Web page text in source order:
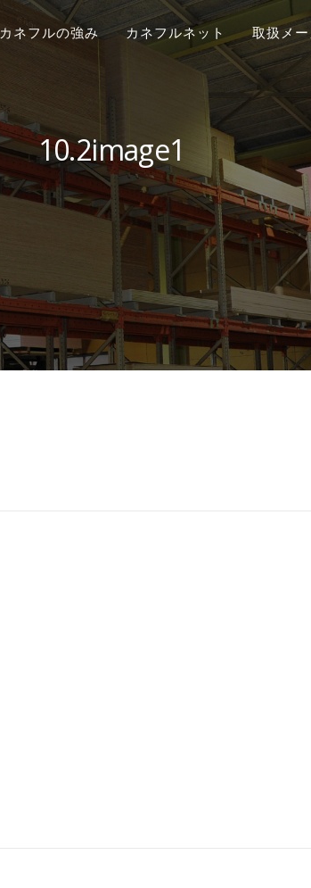
カネフルの強み カネフルネット 取扱メ
10.2image1